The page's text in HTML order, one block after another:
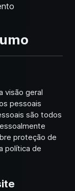
visão geral
pessoais
são todos
proteção de
política de